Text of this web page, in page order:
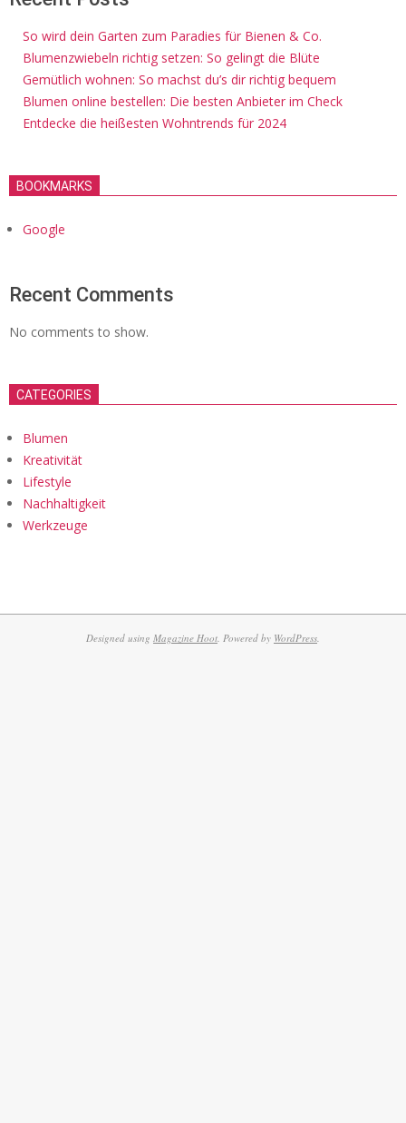
So wird dein Garten zum Paradies für Bienen & Co.
Blumenzwiebeln richtig setzen: So gelingt die Blüte
Gemütlich wohnen: So machst du’s dir richtig bequem
Blumen online bestellen: Die besten Anbieter im Check
Entdecke die heißesten Wohntrends für 2024
BOOKMARKS
Google
Recent Comments
No comments to show.
CATEGORIES
Blumen
Kreativität
Lifestyle
Nachhaltigkeit
Werkzeuge
Designed using Magazine Hoot. Powered by WordPress.